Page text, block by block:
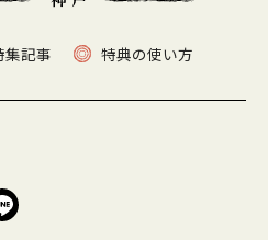
集記事 特典の使い方